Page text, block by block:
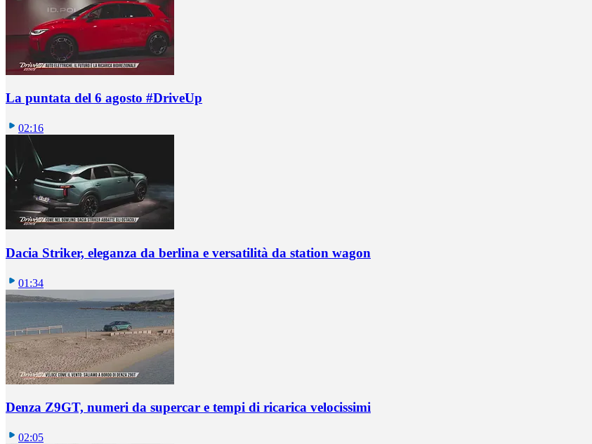
La puntata del 6 agosto #DriveUp
02:16
Dacia Striker, eleganza da berlina e versatilità da station wagon
01:34
Denza Z9GT, numeri da supercar e tempi di ricarica velocissimi
02:05